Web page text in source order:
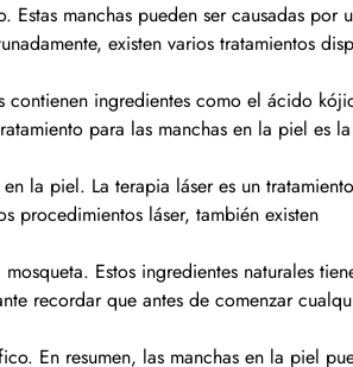
manchas pueden ser causadas por
existen varios tratamientos
contienen ingredientes como el ácido
para las manchas en la piel es
la piel. La terapia láser es un tratamiento
procedimientos láser, también existen
Estos ingredientes naturales
recordar que antes de comenzar
En resumen, las manchas en la piel